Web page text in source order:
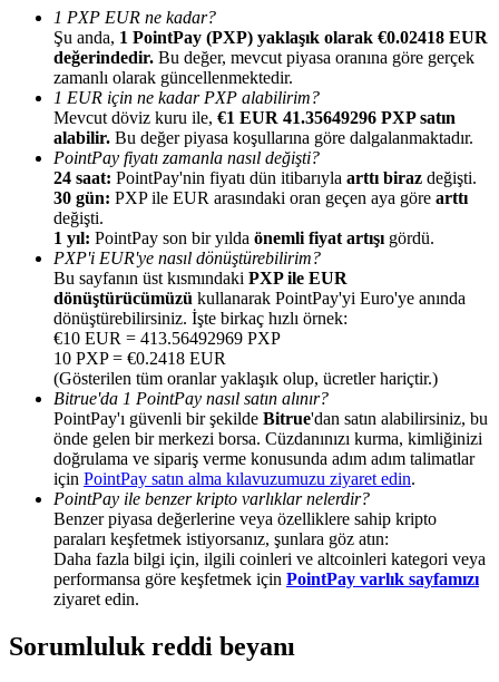
Kullanıcı başına %65'e kadar komisyon!
Yönlendirme
Arkadaşını davet et, nakit ödüller kazan
BTC Welcome Rewards
BTC Welcome Rewards
1 PXP EUR ne kadar?
Şu anda, 1 PointPay (PXP) yaklaşık olarak €0.02418 EUR
değerindedir. Bu değer, mevcut piyasa oranına göre gerçek
zamanlı olarak güncellenmektedir.
1 EUR için ne kadar PXP alabilirim?
Mevcut döviz kuru ile, €1 EUR 41.35649296 PXP satın
alabilir. Bu değer piyasa koşullarına göre dalgalanmaktadır.
PointPay fiyatı zamanla nasıl değişti?
24 saat: PointPay'nin fiyatı dün itibarıyla arttı biraz değişti.
30 gün: PXP ile EUR arasındaki oran geçen aya göre arttı
değişti.
1 yıl: PointPay son bir yılda önemli fiyat artışı gördü.
PXP'i EUR'ye nasıl dönüştürebilirim?
Bu sayfanın üst kısmındaki PXP ile EUR
dönüştürücümüzü kullanarak PointPay'yi Euro'ye anında
dönüştürebilirsiniz. İşte birkaç hızlı örnek:
€10 EUR = 413.56492969 PXP
10 PXP = €0.2418 EUR
(Gösterilen tüm oranlar yaklaşık olup, ücretler hariçtir.)
Bitrue'da 1 PointPay nasıl satın alınır?
PointPay'ı güvenli bir şekilde Bitrue'dan satın alabilirsiniz, bu
önde gelen bir merkezi borsa. Cüzdanınızı kurma, kimliğinizi
doğrulama ve sipariş verme konusunda adım adım talimatlar
için PointPay satın alma kılavuzumuzu ziyaret edin.
PointPay ile benzer kripto varlıklar nelerdir?
Benzer piyasa değerlerine veya özelliklere sahip kripto
paraları keşfetmek istiyorsanız, şunlara göz atın:
Daha fazla bilgi için, ilgili coinleri ve altcoinleri kategori veya
performansa göre keşfetmek için PointPay varlık sayfamızı
ziyaret edin.
Sorumluluk reddi beyanı